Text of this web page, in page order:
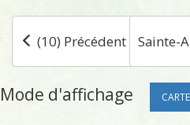
(10) Précédent Sainte-
Mode d'affichage CARTE